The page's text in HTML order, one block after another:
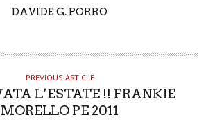
DAVIDE G. PORRO
PREVIOUS ARTICLE
L’ESTATE !! FRANKIE
MORELLO PE 2011